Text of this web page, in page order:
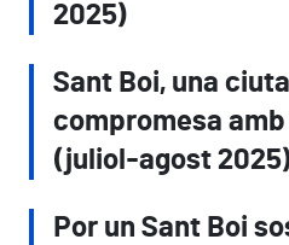
2025)
Sant Boi, una
compromesa
(juliol-agost
Por un Sant Boi